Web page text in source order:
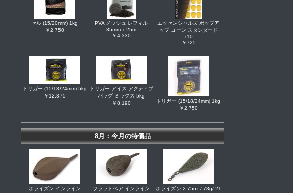
セル (15/20mm) 1kg
￥2,750
PVA メッシュ レフィル
35mm x 25m
￥4,330
エッセンシャルズ ポップア
ップ コーン スタンダード
x10
￥725
トリガー (15/18/24mm) 5kg
￥12,375
トリガー アイス アクティブ
バッグ ミックス 5kg
￥8,190
トリガー (15/18/24mm) 1kg
￥2,750
8月：今月の特価品
ホライズン インライン
フラットペア インライン
ホライズン 2.75oz / 78g/ 21